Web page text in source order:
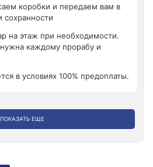
коробки и передаем вам в
сохранности
на этаж при необходимости.
каждому прорабу и
в условиях 100% предоплаты.
ПОКАЗАТЬ ЕЩЕ